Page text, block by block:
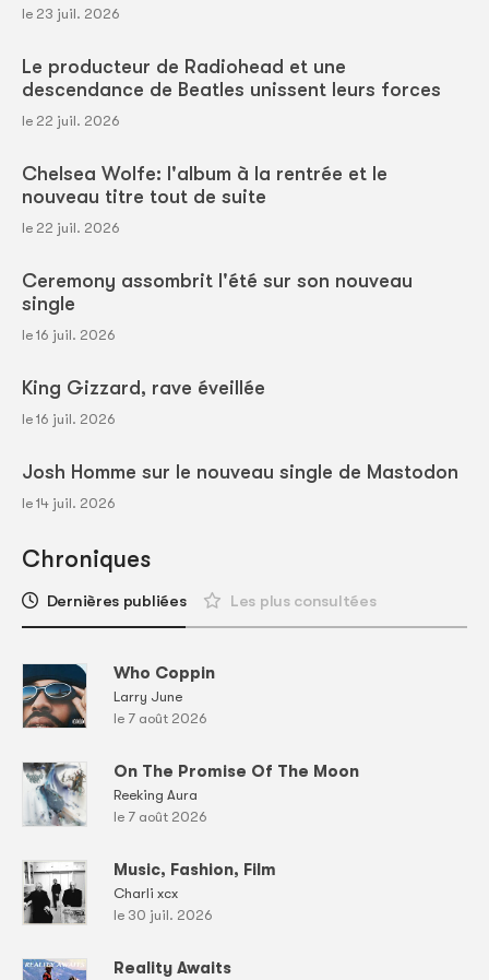
le 23 juil. 2026
Le producteur de Radiohead et une
descendance de Beatles unissent leurs forces
le 22 juil. 2026
Chelsea Wolfe: l'album à la rentrée et le
nouveau titre tout de suite
le 22 juil. 2026
Ceremony assombrit l'été sur son nouveau
single
le 16 juil. 2026
King Gizzard, rave éveillée
le 16 juil. 2026
Josh Homme sur le nouveau single de Mastodon
le 14 juil. 2026
Chroniques
Dernières publiées Les plus consultées
Who Coppin
Larry June
le 7 août 2026
On The Promise Of The Moon
Reeking Aura
le 7 août 2026
Music, Fashion, Film
Charli xcx
le 30 juil. 2026
Reality Awaits